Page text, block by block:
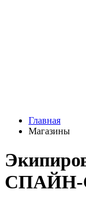
Главная
Магазины